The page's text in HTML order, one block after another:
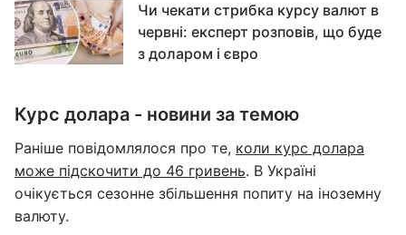
Чи чекати стрибка курсу валют в
червні: експерт розповів, що буде
з доларом і євро
Курс долара - новини за темою
Раніше повідомлялося про те, коли курс долара
може підскочити до 46 гривень. В Україні
очікується сезонне збільшення попиту на іноземну
валюту.